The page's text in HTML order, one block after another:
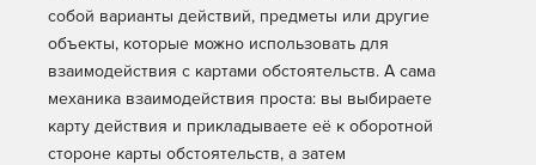
собой варианты действий, предметы или другие
объекты, которые можно использовать для
взаимодействия с картами обстоятельств. А сама
механика взаимодействия проста: вы выбираете
карту действия и прикладываете её к оборотной
стороне карты обстоятельств, а затем